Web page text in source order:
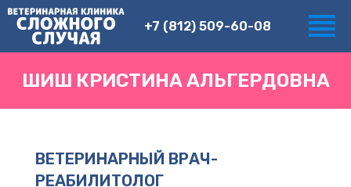
+7 (812) 509-60-08
ШИШ КРИСТИНА АЛЬГЕРДОВНА
ВЕТЕРИНАРНЫЙ ВРАЧ-
РЕАБИЛИТОЛОГ